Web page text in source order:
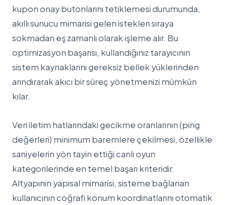
kupon onay butonlarını tetiklemesi durumunda,
akıllı sunucu mimarisi gelen istekleri sıraya
sokmadan eş zamanlı olarak işleme alır. Bu
optimizasyon başarısı, kullandığınız tarayıcının
sistem kaynaklarını gereksiz bellek yüklerinden
arındırarak akıcı bir süreç yönetmenizi mümkün
kılar.
Veri iletim hatlarındaki gecikme oranlarının (ping
değerleri) minimum baremlere çekilmesi, özellikle
saniyelerin yön tayin ettiği canlı oyun
kategorilerinde en temel başarı kriteridir.
Altyapının yapısal mimarisi, sisteme bağlanan
kullanıcının coğrafi konum koordinatlarını otomatik